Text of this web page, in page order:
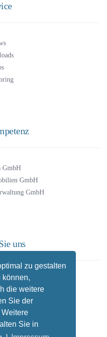
zu gestalten
können,
die weitere
Sie der
Sie in
GmbH
GmbH
GmbH
uns